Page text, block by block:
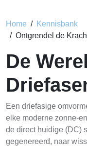
Home
Kennisbank
Ontgrendel de
De
Een driefasige
elke moderne zonne-
de direct huidige (DC)
gegenereerd, naar